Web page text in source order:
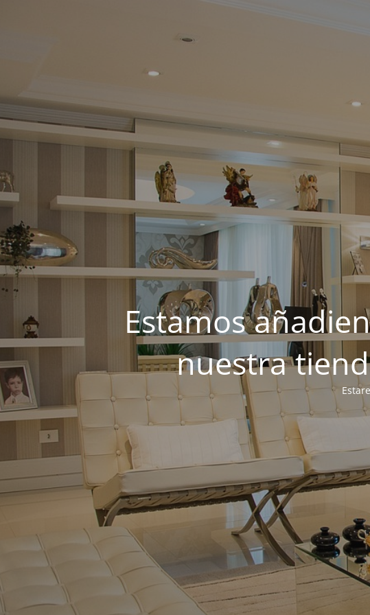
Estamos
nuestra